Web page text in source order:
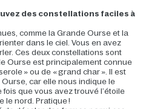
des constellations faciles à
comme la Grande Ourse et la
dans le ciel. Vous en avez
Ces deux constellations sont
Ourse est principalement connue
» ou de « grand char ». Il est
car elle nous indique le
fois que vous avez trouvé l’étoile
le nord. Pratique !